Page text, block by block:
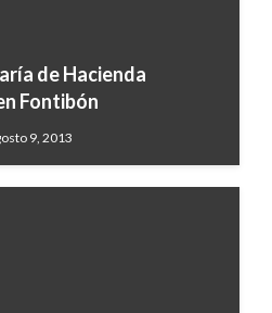
de Hacienda
Fontibón
9, 2013